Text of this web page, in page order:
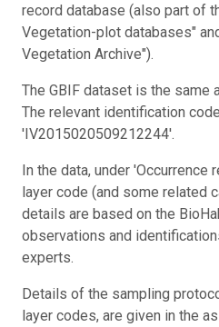
record database (also part of
Vegetation-plot databases"
Vegetation Archive").
The GBIF dataset is the same
The relevant identification
'IV2015020509212244'.
In the data, under 'Occurrence
layer code (and some related
details are based on the
observations and
experts.
Details of the sampling
layer codes, are given in the